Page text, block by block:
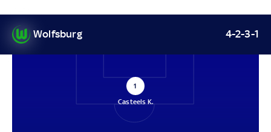
Wolfsburg 4-2-3-1
1
Casteels K.